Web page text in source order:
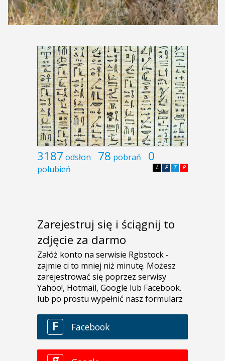
3187 odsłon 78 pobrań 0
polubień P
T
F
L
Zarejestruj się i ściągnij to
zdjęcie za darmo